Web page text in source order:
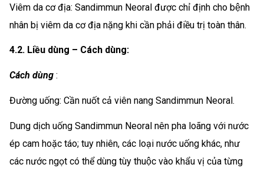
Viêm da cơ địa: Sandimmun Neoral được chỉ định cho bệnh
nhân bị viêm da cơ địa nặng khi cần phải điều trị toàn thân.
4.2. Liều dùng – Cách dùng:
Cách dùng :
Đường uống: Cần nuốt cả viên nang Sandimmun Neoral.
Dung dịch uống Sandimmun Neoral nên pha loãng với nước
ép cam hoặc táo; tuy nhiên, các loại nước uống khác, như
các nước ngọt có thể dùng tùy thuộc vào khẩu vị của từng